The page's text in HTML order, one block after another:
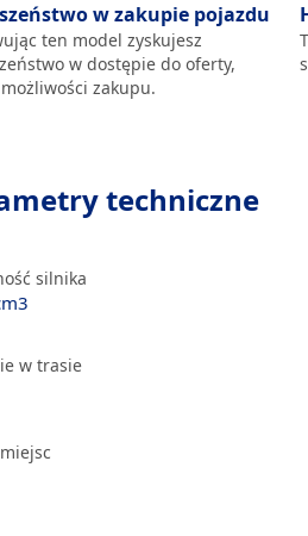
w zakupie pojazdu
ten model zyskujesz
w dostępie do oferty,
zakupu.
techniczne
silnika
w trasie